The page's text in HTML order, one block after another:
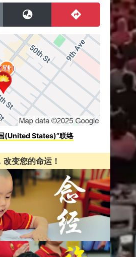
(United States)”联络
变您的命运！